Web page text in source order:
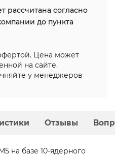
рассчитана согласно
до пункта
Цена может
на сайте.
у менеджеров
Отзывы
на базе 10-ядерного